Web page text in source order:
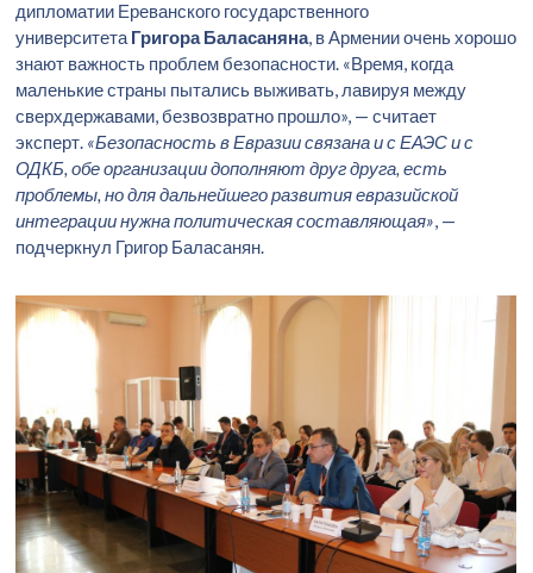
дипломатии Ереванского государственного
университета Григора Баласаняна, в Армении очень хорошо
знают важность проблем безопасности. «Время, когда
маленькие страны пытались выживать, лавируя между
сверхдержавами, безвозвратно прошло», — считает
эксперт. «Безопасность в Евразии связана и с ЕАЭС и с
ОДКБ, обе организации дополняют друг друга, есть
проблемы, но для дальнейшего развития евразийской
интеграции нужна политическая составляющая», —
подчеркнул Григор Баласанян.